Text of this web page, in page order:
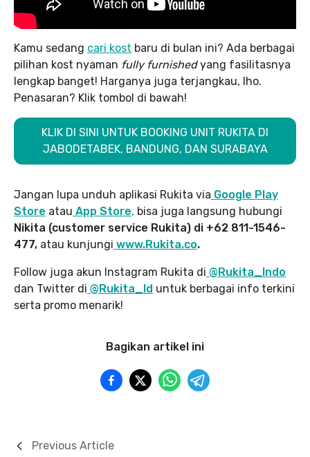
Kamu sedang cari kost baru di bulan ini? Ada berbagai
pilihan kost nyaman fully furnishedyang fasilitasnya
lengkap banget! Harganya juga terjangkau, lho.
Penasaran? Klik tombol di bawah!
KLIK DI SINI UNTUK BOOKING UNIT RUKITA DI
JABODETABEK, BANDUNG, DAN SURABAYA
Jangan lupa unduh aplikasi Rukita via Google Play
Store atau App Store, bisa juga langsung hubungi
Nikita (customer service Rukita) di +62 811-1546-
477, atau kunjungi www.Rukita.co.
Follow juga akun Instagram Rukita di @Rukita_Indo
dan Twitter di @Rukita_Id untuk berbagai info terkini
serta promo menarik!
Bagikan artikel ini
Previous Article